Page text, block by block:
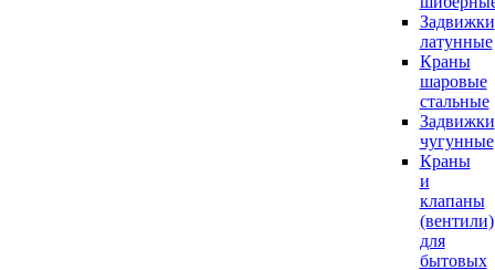
Задвижки
латунные
Краны
шаровые
стальные
Задвижки
чугунные
Краны
и
клапаны
(вентили)
для
бытовых